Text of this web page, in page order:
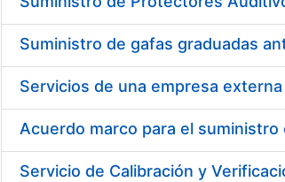
Mostrar/Ocultar
Acuerdo marco para el